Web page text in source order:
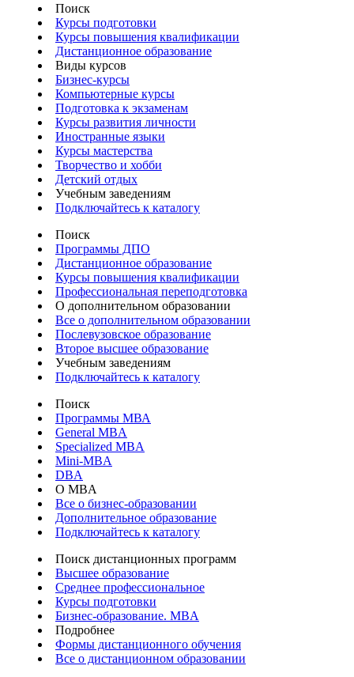
Поиск
Курсы подготовки
Курсы повышения квалификации
Дистанционное образование
Виды курсов
Бизнес-курсы
Компьютерные курсы
Подготовка к экзаменам
Курсы развития личности
Иностранные языки
Курсы мастерства
Творчество и хобби
Детский отдых
Учебным заведениям
Подключайтесь к каталогу
Поиск
Программы ДПО
Дистанционное образование
Курсы повышения квалификации
Профессиональная переподготовка
О дополнительном образовании
Все о дополнительном образовании
Послевузовское образование
Второе высшее образование
Учебным заведениям
Подключайтесь к каталогу
Поиск
Программы МВА
General MBA
Specialized MBA
Mini-MBA
DBA
О MBA
Все о бизнес-образовании
Дополнительное образование
Подключайтесь к каталогу
Поиск дистанционных программ
Высшее образование
Среднее профессиональное
Курсы подготовки
Бизнес-образование. MBA
Подробнее
Формы дистанционного обучения
Все о дистанционном образовании